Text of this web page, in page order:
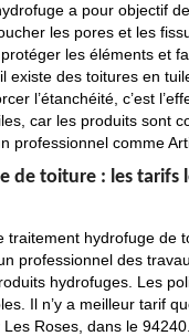
a pour objectif
les pores et les
les éléments et
existe des toitures en
l’étanchéité, c’est
car les produits sont
professionnel comme
de toiture : les tarifs
traitement hydrofuge de
professionnel des
hydrofuges. Les
Il n’y a meilleur tarif
Roses, dans le